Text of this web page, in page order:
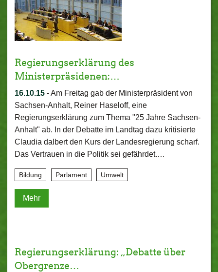
Regierungserklärung des
Ministerpräsidenen:…
16.10.15 -Am Freitag gab der Ministerpräsident von
Sachsen-Anhalt, Reiner Haseloff, eine
Regierungserklärung zum Thema "25 Jahre Sachsen-
Anhalt" ab. In der Debatte im Landtag dazu kritisierte
Claudia dalbert den Kurs der Landesregierung scharf.
Das Vertrauen in die Politik sei gefährdet.…
Bildung Parlament Umwelt
Mehr
Regierungserklärung: „Debatte über
Obergrenze…